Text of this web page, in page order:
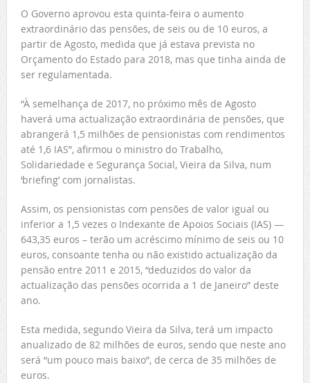
O Governo aprovou esta quinta-feira o aumento
extraordinário das pensões, de seis ou de 10 euros, a
partir de Agosto, medida que já estava prevista no
Orçamento do Estado para 2018, mas que tinha ainda de
ser regulamentada.
“À semelhança de 2017, no próximo mês de Agosto
haverá uma actualização extraordinária de pensões, que
abrangerá 1,5 milhões de pensionistas com rendimentos
até 1,6 IAS”, afirmou o ministro do Trabalho,
Solidariedade e Segurança Social, Vieira da Silva, num
‘briefing’ com jornalistas.
Assim, os pensionistas com pensões de valor igual ou
inferior a 1,5 vezes o Indexante de Apoios Sociais (IAS) —
643,35 euros – terão um acréscimo mínimo de seis ou 10
euros, consoante tenha ou não existido actualização da
pensão entre 2011 e 2015, “deduzidos do valor da
actualização das pensões ocorrida a 1 de Janeiro” deste
ano.
Esta medida, segundo Vieira da Silva, terá um impacto
anualizado de 82 milhões de euros, sendo que neste ano
será “um pouco mais baixo”, de cerca de 35 milhões de
euros.